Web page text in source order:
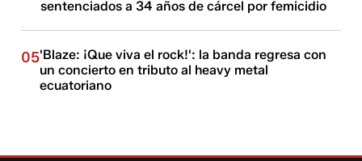
sentenciados a 34 años de cárcel por femicidio
05'Blaze: ¡Que viva el rock!': la banda regresa con
un concierto en tributo al heavy metal
ecuatoriano